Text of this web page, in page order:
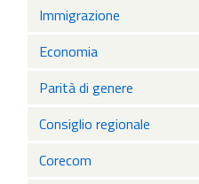
Immigrazione
Economia
Parità di genere
Consiglio regionale
Corecom